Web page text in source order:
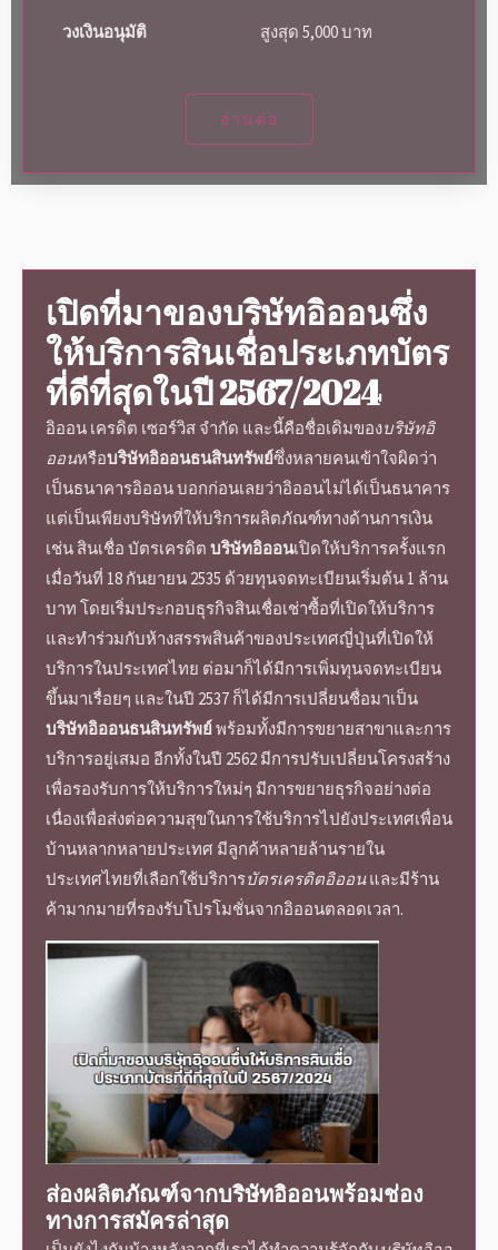
วงเงินอนุมัติ สูงสุด 5,000 บาท
อ่านต่อ
เปิดที่มาของบริษัทอิออนซึ่ง
ให้บริการสินเชื่อประเภทบัตร
ที่ดีที่สุดในปี2567/2024
อิออน เครดิต เซอร์วิส จำกัด และนี้คือชื่อเดิมของบริษัทอิ
ออนหรือบริษัทอิออนธนสินทรัพย์ซึ่งหลายคนเข้าใจผิดว่า
เป็นธนาคารอิออนบอกก่อนเลยว่าอิออนไม่ได้เป็นธนาคาร
แต่เป็นเพียงบริษัทที่ให้บริการผลิตภัณฑ์ทางด้านการเงิน
เช่น สินเชื่อ บัตรเครดิต บริษัทอิออนเปิดให้บริการครั้งแรก
เมื่อวันที่ 18 กันยายน 2535 ด้วยทุนจดทะเบียนเริ่มต้น 1 ล้าน
บาท โดยเริ่มประกอบธุรกิจสินเชื่อเช่าซื้อที่เปิดให้บริการ
และทำร่วมกับห้างสรรพสินค้าของประเทศญี่ปุ่นที่เปิดให้
บริการในประเทศไทย ต่อมาก็ได้มีการเพิ่มทุนจดทะเบียน
ขึ้นมาเรื่อยๆ และในปี 2537 ก็ได้มีการเปลี่ยนชื่อมาเป็น
บริษัทอิออนธนสินทรัพย์พร้อมทั้งมีการขยายสาขาและการ
บริการอยู่เสมอ อีกทั้งในปี 2562 มีการปรับเปลี่ยนโครงสร้าง
เพื่อรองรับการให้บริการใหม่ๆ มีการขยายธุรกิจอย่างต่อ
เนื่องเพื่อส่งต่อความสุขในการใช้บริการไปยังประเทศเพื่อน
บ้านหลากหลายประเทศ มีลูกค้าหลายล้านรายใน
ประเทศไทยที่เลือกใช้บริการบัตรเครดิตอิออนและมีร้าน
ค้ามากมายที่รองรับโปรโมชั่นจากอิออนตลอดเวลา.
ส่องผลิตภัณฑ์จากบริษัทอิออนพร้อมช่อง
ทางการสมัครล่าสุด